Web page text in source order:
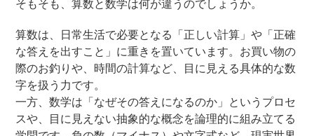
そもそも、算数と数学は何が違うのでしょうか。
算数は、日常生活で必要となる「正しい計算」や「正確
な答えを出すこと」に重きを置いています。お買い物の
際のお釣りや、時間の計算など、目に見える具体的な数
字を扱う力です。
一方、数学は「なぜその答えになるのか」というプロセ
スや、目に見えない抽象的な概念を論理的に組み立てる